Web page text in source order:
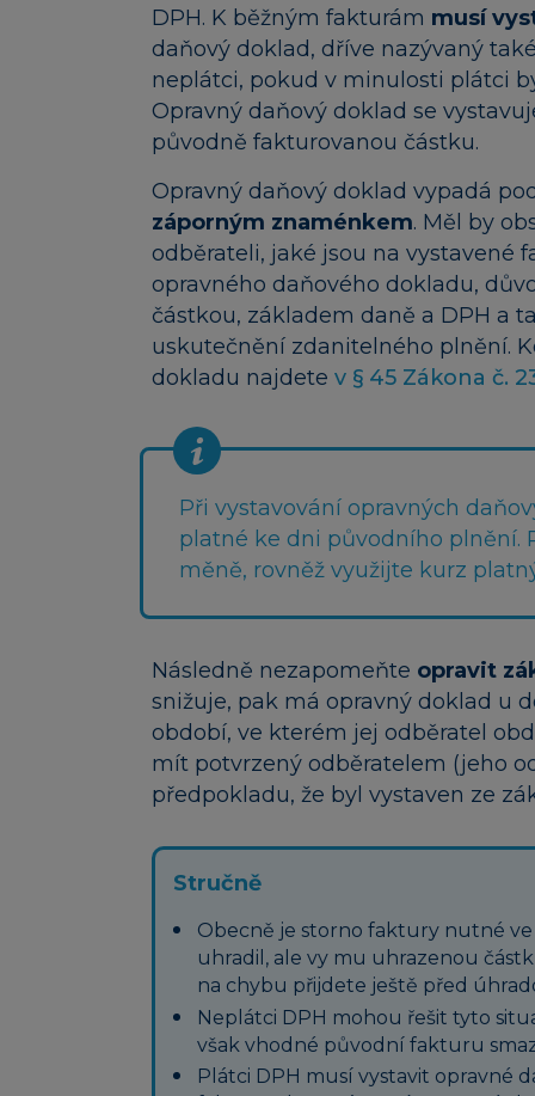
DPH. K běžným fakturám musí
daňový doklad, dříve nazývaný
neplátci, pokud v minulosti plátci
Opravný daňový doklad se
původně fakturovanou částku.
Opravný daňový doklad vypadá
záporným znaménkem. Měl by
odběrateli, jaké jsou na vystavené
opravného daňového dokladu,
částkou, základem daně a DPH a
uskutečnění zdanitelného plnění.
dokladu najdete v § 45 Zákona č.
Při vystavování opravných
platné ke dni původního plnění.
měně, rovněž využijte kurz
Následně nezapomeňte opravit
snižuje, pak má opravný doklad u
období, ve kterém jej odběratel
mít potvrzený odběratelem (jeho
předpokladu, že byl vystaven ze
Stručně
Obecně je storno faktury nutné
uhradil, ale vy mu uhrazenou
na chybu přijdete ještě před
Neplátci DPH mohou řešit tyto
však vhodné původní fakturu
Plátci DPH musí vystavit opravné